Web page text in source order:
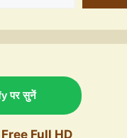
पर सुनें
Full HD